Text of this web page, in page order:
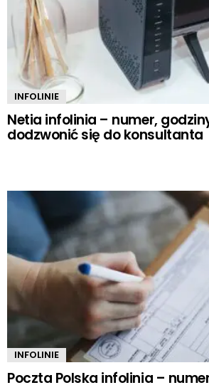
INFOLINIE
Netia infolinia – numer,
dodzwonić się do konsultanta
INFOLINIE
Poczta Polska infolinia –